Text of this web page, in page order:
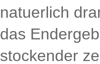
natuerlich
das
stockender